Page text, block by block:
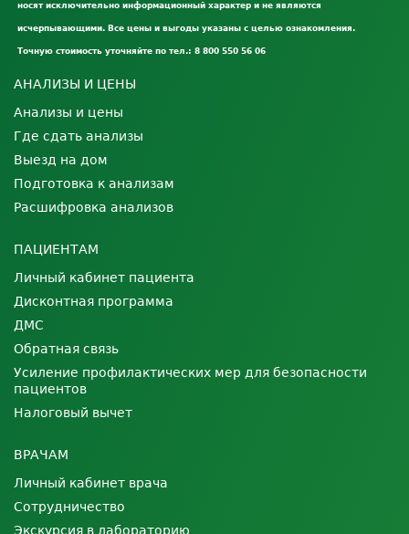
носят исключительно информационный характер и не являются
исчерпывающими. Все цены и выгоды указаны с целью ознакомления.
Точную стоимость уточняйте по тел.: 8 800 550 56 06
АНАЛИЗЫ И ЦЕНЫ
Анализы и цены
Где сдать анализы
Выезд на дом
Подготовка к анализам
Расшифровка анализов
ПАЦИЕНТАМ
Личный кабинет пациента
Дисконтная программа
ДМС
Обратная связь
Усиление профилактических мер для безопасности
пациентов
Налоговый вычет
ВРАЧАМ
Личный кабинет врача
Сотрудничество
Экскурсия в лабораторию